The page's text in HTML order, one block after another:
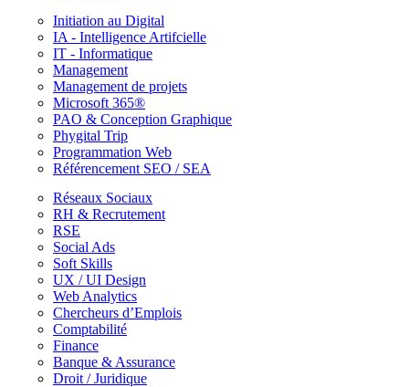
Initiation au Digital
IA - Intelligence Artifcielle
IT - Informatique
Management
Management de projets
Microsoft 365®
PAO & Conception Graphique
Phygital Trip
Programmation Web
Référencement SEO / SEA
Réseaux Sociaux
RH & Recrutement
RSE
Social Ads
Soft Skills
UX / UI Design
Web Analytics
Chercheurs d’Emplois
Comptabilité
Finance
Banque & Assurance
Droit / Juridique